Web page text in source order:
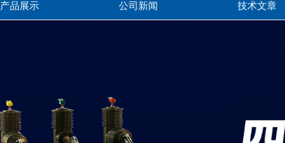
产品展示 公司新闻 技术文章